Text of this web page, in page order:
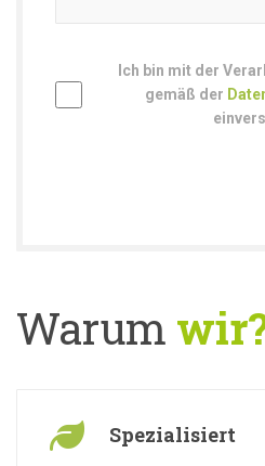
Ich bin mit der
gemäß der
Warum
Spezialisiert